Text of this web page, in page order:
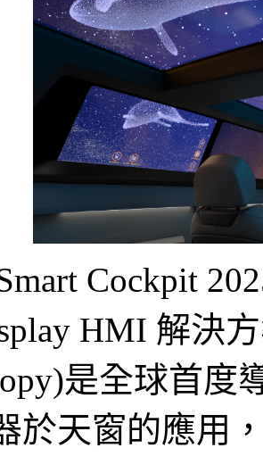
Cockpit
HMI 解決
是全球首度
於天窗的應用